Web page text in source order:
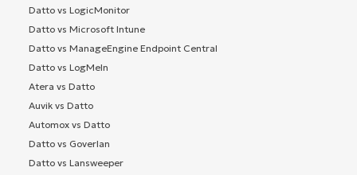
Datto vs LogicMonitor
Datto vs Microsoft Intune
Datto vs ManageEngine Endpoint Central
Datto vs LogMeIn
Atera vs Datto
Auvik vs Datto
Automox vs Datto
Datto vs Goverlan
Datto vs Lansweeper